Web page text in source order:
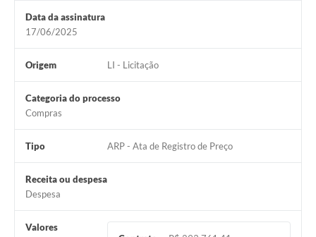
Data da assinatura
17/06/2025
Origem LI - Licitação
Categoria do processo
Compras
Tipo ARP - Ata de Registro de Preço
Receita ou despesa
Despesa
Valores